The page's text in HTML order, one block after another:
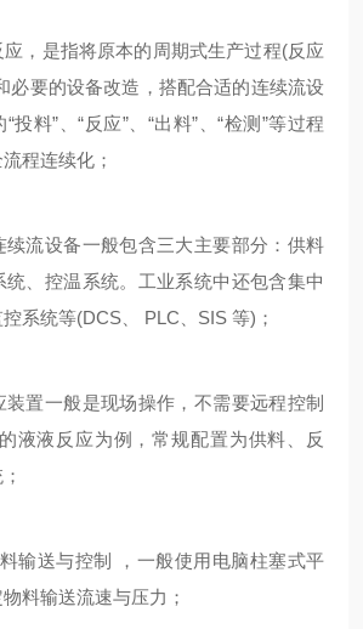
是指将原本的周期式生产过程(反应
必要的设备改造，搭配合适的连续流设
投料”、“反应”、“出料”、“检测”等过程
程连续化；
流设备一般包含三大主要部分：供料
统、控温系统。工业系统中还包含集中
系统等(DCS、 PLC、SIS 等)；
一般是现场操作，不需要远程控制
液液反应为例，常规配置为供料、反
送与控制 ，一般使用电脑柱塞式平
料输送流速与压力；